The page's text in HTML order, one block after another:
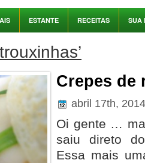
ESTANTE RECEITAS SUA
Crepes de
abril 17th,
Oi gente …
saiu direto
Essa mais